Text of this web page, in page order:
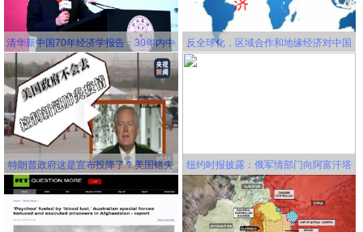
清华新中国70年经济学报告：30年内中
国将成为世界第一大经济体
反全球化，区域合作和地缘经济对中国
特朗普政府这是宣布投降了？美国错失
延缓新冠病毒传播的机会，并且还要一
错再错！
纽约时报披露：俄军情部门向阿富汗塔
利班关联组织秘密提供赏金，鼓励他们
击杀美军